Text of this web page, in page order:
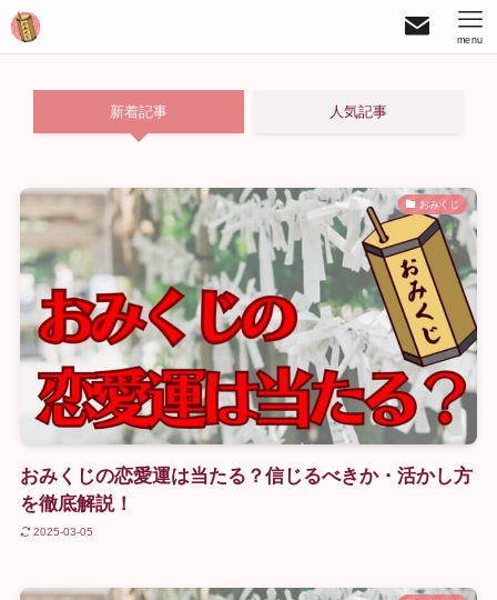
menu
新着記事 人気記事
おみくじ
おみくじの恋愛運は当たる？信じるべきか・活かし方
を徹底解説！
2025-03-05